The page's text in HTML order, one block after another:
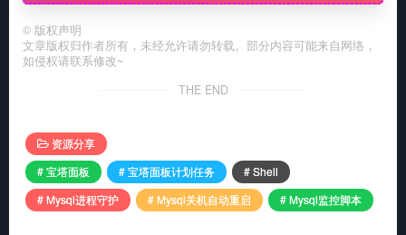
© 版权声明
文章版权归作者所有，未经允许请勿转载。部分内容可能来自网络，
如侵权请联系修改~
THE END
资源分享
# 宝塔面板
# 宝塔面板计划任务
# Shell
# Mysql进程守护
# Mysql关机自动重启 # Mysql监控脚本